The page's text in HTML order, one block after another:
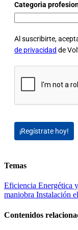
Categoria
Al suscribirte,
de privacidad de
¡Regístrate hoy!
Temas
Eficiencia Energética
maniobra Instalación
Contenidos